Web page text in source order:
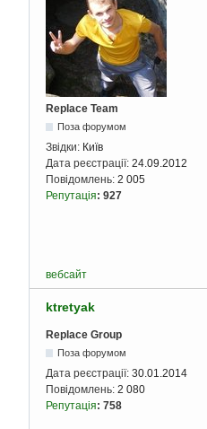
Replace Team
Поза форумом
Звідки: Київ
Дата реєстрації: 24.09.2012
Повідомлень: 2 005
Репутація: 927
вебсайт
ktretyak
Replace Group
Поза форумом
Дата реєстрації: 30.01.2014
Повідомлень: 2 080
Репутація: 758